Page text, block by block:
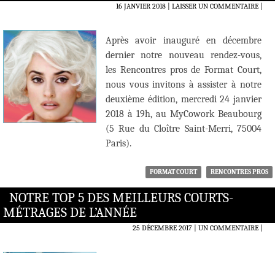
16 JANVIER 2018 LAISSER UN COMMENTAIRE|
Après avoir inauguré en décembre
dernier notre nouveau rendez-vous,
les Rencontres pros de Format Court,
nous vous invitons à assister à notre
deuxième édition, mercredi 24 janvier
2018 à 19h, au MyCowork Beaubourg
(5 Rue du Cloître Saint-Merri, 75004
Paris).
FORMAT COURT RENCONTRES PROS
NOTRE TOP 5 DES MEILLEURS COURTS-
MÉTRAGES DE L’ANNÉE
25 DÉCEMBRE 2017 UN COMMENTAIRE|